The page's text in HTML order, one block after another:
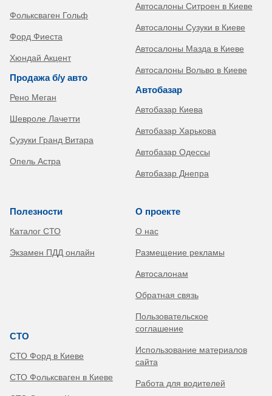
Фольксваген Гольф
Форд Фиеста
Хюндай Акцент
Продажа б/у авто
Рено Меган
Шевроле Лачетти
Сузуки Гранд Витара
Опель Астра
Автосалоны Ситроен в Киеве
Автосалоны Сузуки в Киеве
Автосалоны Мазда в Киеве
Автосалоны Вольво в Киеве
Автобазар
Автобазар Киева
Автобазар Харькова
Автобазар Одессы
Автобазар Днепра
Полезности
Каталог СТО
Экзамен ПДД онлайн
СТО
СТО Форд в Киеве
СТО Фольксваген в Киеве
О проекте
О нас
Размещение рекламы
Автосалонам
Обратная связь
Пользовательское
соглашение
Использование материалов
сайта
Работа для водителей